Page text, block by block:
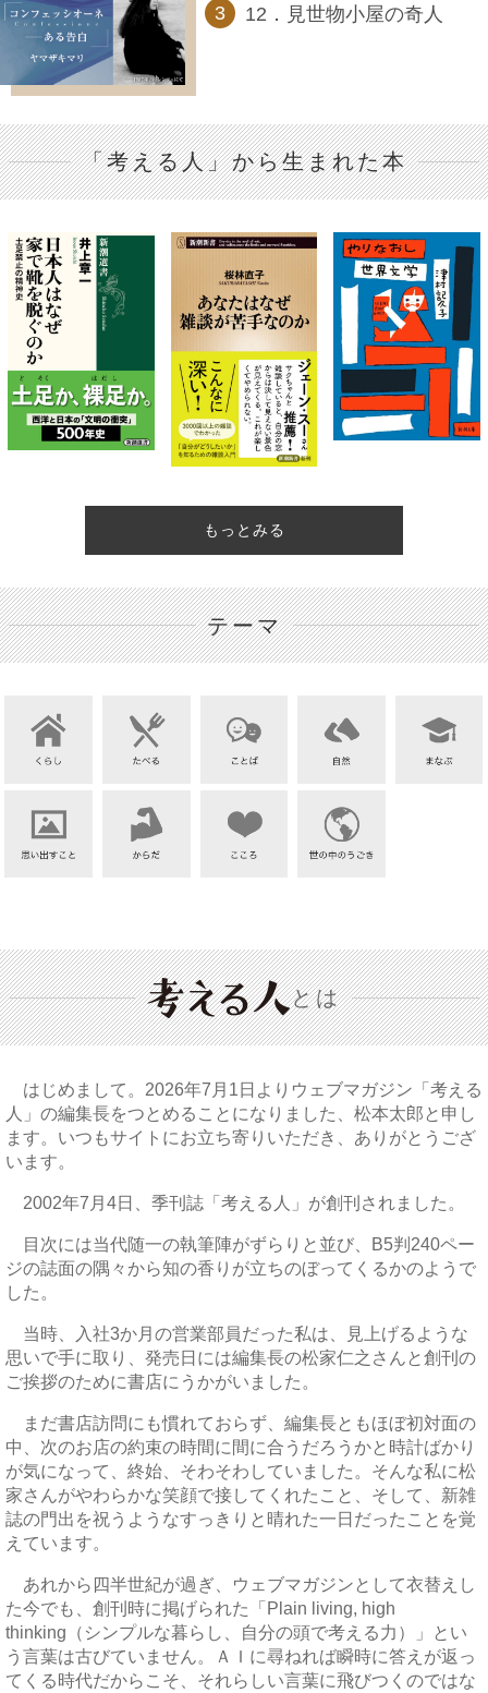
12．見世物小屋の奇人
「考える人」から生まれた本
もっとみる
テーマ
とは
はじめまして。2026年7月1日よりウェブマガジン「考える
人」の編集長をつとめることになりました、松本太郎と申し
ます。いつもサイトにお立ち寄りいただき、ありがとうござ
います。
2002年7月4日、季刊誌「考える人」が創刊されました。
目次には当代随一の執筆陣がずらりと並び、B5判240ペー
ジの誌面の隅々から知の香りが立ちのぼってくるかのようで
した。
当時、入社3か月の営業部員だった私は、見上げるような
思いで手に取り、発売日には編集長の松家仁之さんと創刊の
ご挨拶のために書店にうかがいました。
まだ書店訪問にも慣れておらず、編集長ともほぼ初対面の
中、次のお店の約束の時間に間に合うだろうかと時計ばかり
が気になって、終始、そわそわしていました。そんな私に松
家さんがやわらかな笑顔で接してくれたこと、そして、新雑
誌の門出を祝うようなすっきりと晴れた一日だったことを覚
えています。
あれから四半世紀が過ぎ、ウェブマガジンとして衣替えし
た今でも、創刊時に掲げられた「Plain living, high
thinking（シンプルな暮らし、自分の頭で考える力）」とい
う言葉は古びていません。ＡＩに尋ねれば瞬時に答えが返っ
てくる時代だからこそ、それらしい言葉に飛びつくのではな